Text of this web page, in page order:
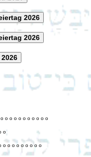
2026
2026
o o o o o o o o o o o
o
o o o o o o o o o